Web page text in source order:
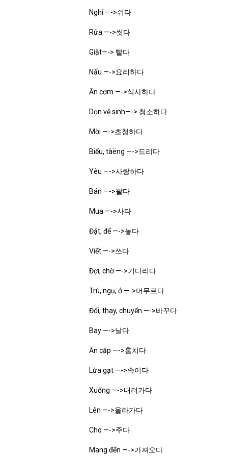
Nghỉ —->쉬다
Rửa —->씻다
Giặt—-> 빨다
Nấu —->요리하다
Ăn cơm —->식사하다
Dọn vệ sinh—-> 청소하다
Mời —->초청하다
Biếu, tàëng —->드리다
Yêu —->사랑하다
Bán —->팔다
Mua —->사다
Đặt, để —->놓다
Viết —->쓰다
Đợi, chờ —->기다리다
Trú, ngụ, ở —->머무르다
Đổi, thay, chuyển —->바꾸다
Bay —->날다
Ăn cắp —->훔치다
Lừa gạt —->속이다
Xuống —->내려가다
Lên —->올라가다
Cho —->주다
Mang đến —->가져오다